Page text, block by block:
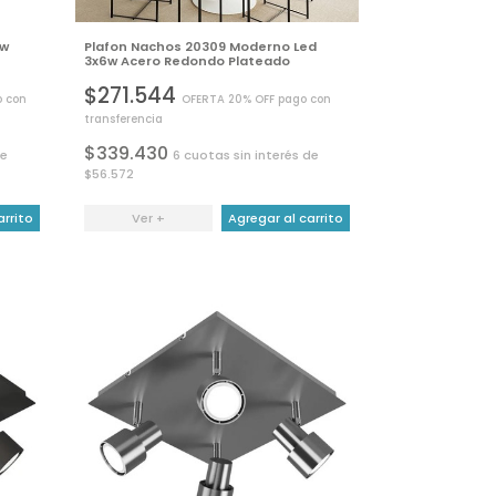
con
Plafon Nachos 20309 Moderno Led
3x6w Acero Redondo Plateado
$271.544 OFERTA 20% OFF pago con
transferencia
$339.430 6 cuotas sin interés de
$56.572
Ver + Agregar al carrito